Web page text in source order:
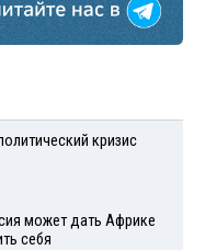
кризис
может дать Африке
себя